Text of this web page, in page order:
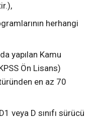
herhangi
yapılan Kamu
Ön Lisans)
en az 70
veya D sınıfı sürücü